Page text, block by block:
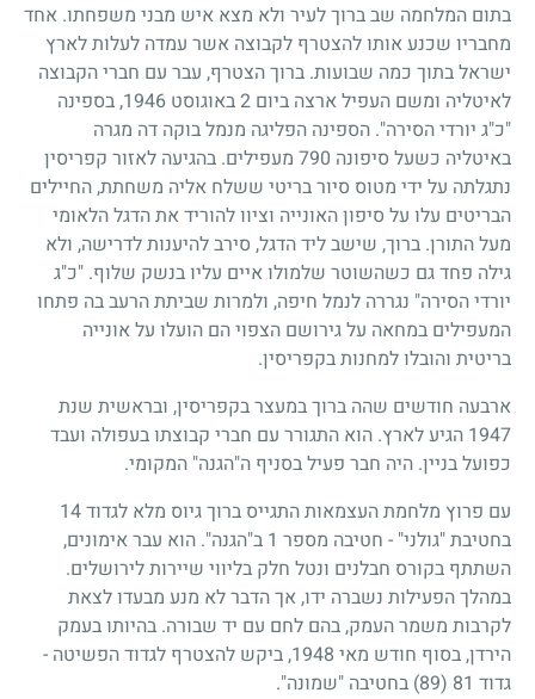
בתום המלחמה שב ברוך לעיר ולא מצא איש מבני משפחתו. אחד
מחבריו שכנע אותו להצטרף לקבוצה אשר עמדה לעלות לארץ
ישראל בתוך כמה שבועות. ברוך הצטרף, עבר עם חברי הקבוצה
לאיטליה ומשם העפיל ארצה ביום 2 באוגוסט 1946, בספינה
"כ"ג יורדי הסירה". הספינה הפליגה מנמל בוקה דה מגרה
באיטליה כשעל סיפונה 790 מעפילים. בהגיעה לאזור קפריסין
נתגלתה על ידי מטוס סיור בריטי ששלח אליה משחתת, החיילים
הבריטים עלו על סיפון האונייה וציוו להוריד את הדגל הלאומי
מעל התורן. ברוך, שישב ליד הדגל, סירב להיענות לדרישה, ולא
גילה פחד גם כשהשוטר שלמולו איים עליו בנשק שלוף. "כ"ג
יורדי הסירה" נגררה לנמל חיפה, ולמרות שביתת הרעב בה פתחו
המעפילים במחאה על גירושם הצפוי הם הועלו על אונייה
בריטית והובלו למחנות בקפריסין.
ארבעה חודשים שהה ברוך במעצר בקפריסין, ובראשית שנת
1947 הגיע לארץ. הוא התגורר עם חברי קבוצתו בעפולה ועבד
כפועל בניין. היה חבר פעיל בסניף ה"הגנה" המקומי.
עם פרוץ מלחמת העצמאות התגייס ברוך גיוס מלא לגדוד 14
בחטיבת "גולני" - חטיבה מספר 1 ב"הגנה". הוא עבר אימונים,
השתתף בקורס חבלנים ונטל חלק בליווי שיירות לירושלים.
במהלך הפעילות נשברה ידו, אך הדבר לא מנע מבעדו לצאת
לקרבות משמר העמק, בהם לחם עם יד שבורה. בהיותו בעמק
הירדן, בסוף חודש מאי 1948, ביקש להצטרף לגדוד הפשיטה -
גדוד 81 (89) בחטיבה "שמונה".